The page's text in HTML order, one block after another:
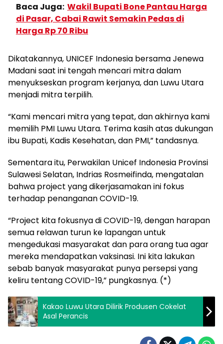
Baca Juga: Wakil Bupati Bone Pantau Harga
di Pasar, Cabai Rawit Semakin Pedas di
Harga Rp 70 Ribu
Dikatakannya, UNICEF Indonesia bersama Jenewa
Madani saat ini tengah mencari mitra dalam
menyukseskan program kerjanya, dan Luwu Utara
menjadi mitra terpilih.
“Kami mencari mitra yang tepat, dan akhirnya kami
memilih PMI Luwu Utara. Terima kasih atas dukungan
ibu Bupati, Kadis Kesehatan, dan PMI,” tandasnya.
Sementara itu, Perwakilan Unicef Indonesia Provinsi
Sulawesi Selatan, Indrias Rosmeifinda, mengatalan
bahwa project yang dikerjasamakan ini fokus
terhadap penanganan COVID-19.
“Project kita fokusnya di COVID-19, dengan harapan
semua relawan turun ke lapangan untuk
mengedukasi masyarakat dan para orang tua agar
mereka mendapatkan vaksinasi. Ini kita lakukan
sebab banyak masyarakat punya persepsi yang
keliru tentang COVID-19,” pungkasnya. (*)
Kakao Luwu Utara Dilirik Produsen Cokelat
Asal Perancis